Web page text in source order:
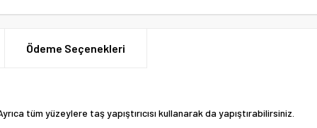
Ödeme Seçenekleri
tüm yüzeylere taş yapıştırıcısı kullanarak da yapıştırabilirsiniz.